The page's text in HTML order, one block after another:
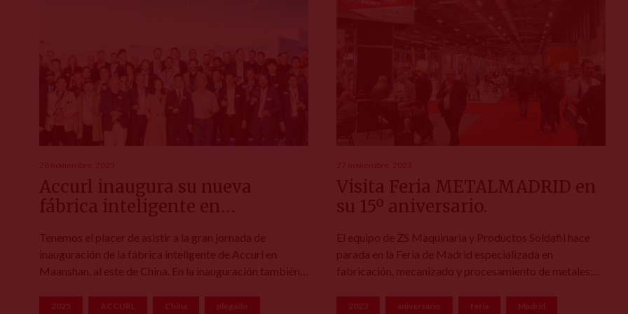
28 noviembre, 2025
Accurl inaugura su nueva
fábrica inteligente en
Tenemos el placer de asistir a la gran jornada de
inauguración de la fábrica inteligente de Accurl en
Maanshan, al este de China. En la inauguración también
recientemente ha recibido el premio Global Brand
2025 ACCURL China plegado
27 noviembre, 2023
Visita Feria METALMADRID en
su 15º aniversario.
El equipo de ZS Maquinaria y Productos Soldafil hace
parada en la Feria de Madrid especializada en
fabricación, mecanizado y procesamiento de metales;
clientes y proveedores coincidiendo con nuestro
2023 aniversario feria Madrid